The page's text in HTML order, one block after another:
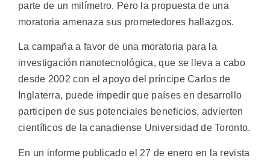
parte de un milímetro. Pero la propuesta de una
moratoria amenaza sus prometedores hallazgos.
La campaña a favor de una moratoria para la
investigación nanotecnológica, que se lleva a cabo
desde 2002 con el apoyo del príncipe Carlos de
Inglaterra, puede impedir que países en desarrollo
participen de sus potenciales beneficios, advierten
científicos de la canadiense Universidad de Toronto.
En un informe publicado el 27 de enero en la revista